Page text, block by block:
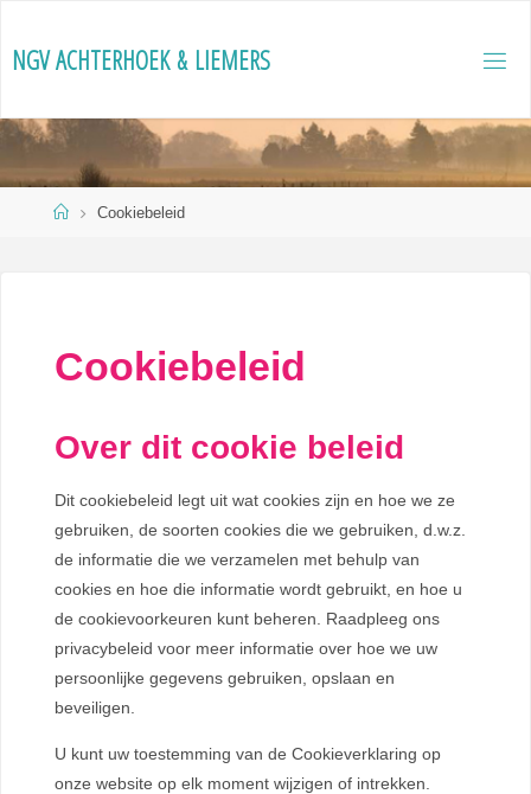
deNGV ACHTERHOEK & LIEMERS
HomeCookiebeleid
Cookiebeleid
Over dit cookie beleid
Dit cookiebeleid legt uit wat cookies zijn en hoe we ze
gebruiken, de soorten cookies die we gebruiken, d.w.z.
de informatie die we verzamelen met behulp van
cookies en hoe die informatie wordt gebruikt, en hoe u
de cookievoorkeuren kunt beheren. Raadpleeg ons
privacybeleid voor meer informatie over hoe we uw
persoonlijke gegevens gebruiken, opslaan en
beveiligen.
U kunt uw toestemming van de Cookieverklaring op
onze website op elk moment wijzigen of intrekken.